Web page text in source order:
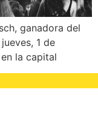
ganadora del
1 de
la capital